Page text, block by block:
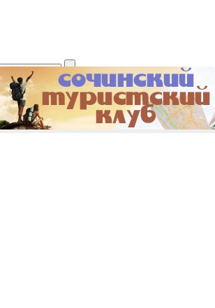
Забыли пароль? Регистрация